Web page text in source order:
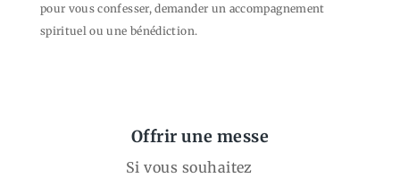
pour vous confesser, demander un accompagnement
spirituel ou une bénédiction.
Offrir une messe
Si vous souhaitez